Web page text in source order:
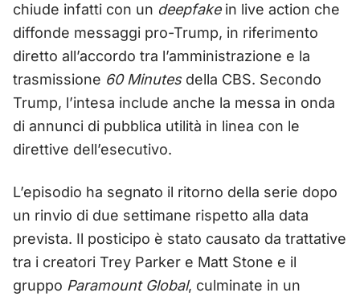
chiude infatti con un deepfakein live action che
diffonde messaggi pro-Trump, in riferimento
diretto all’accordo tra l’amministrazione e la
trasmissione 60 Minutesdella CBS. Secondo
Trump, l’intesa include anche la messa in onda
di annunci di pubblica utilità in linea con le
direttive dell’esecutivo.
L’episodio ha segnato il ritorno della serie dopo
un rinvio di due settimane rispetto alla data
prevista. Il posticipo è stato causato da trattative
tra i creatori Trey Parker e Matt Stone e il
gruppo Paramount Global, culminate in un